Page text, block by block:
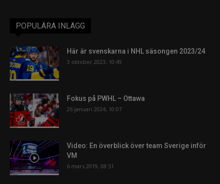
POPULÄRA INLÄGG
Här är svenskarna i NHL säsongen 2023/24
3 oktober 2023, 10:49
Fokus på PWHL – Ottawa
26 januari 2024, 10:07
Video: En överblick över team Sverige inför
VM
6 mars 2019, 08:51